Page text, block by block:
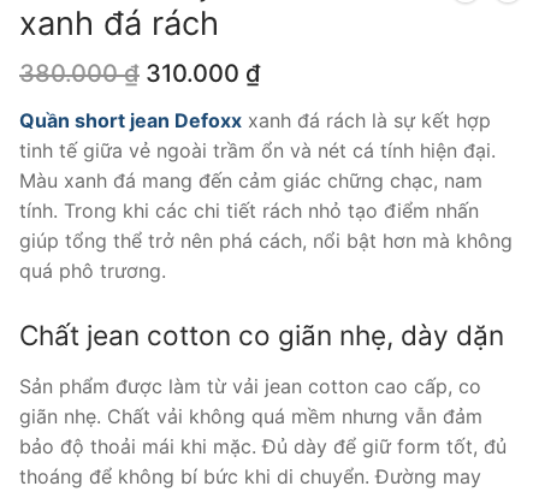
xanh đá rách
380.000₫ Giá
là:
380.000 ₫.
310.000 ₫Giá
tại
là:
310.000 ₫.
Quần short jean Defoxx xanh đá rách là sự kết hợp
tinh tế giữa vẻ ngoài trầm ổn và nét cá tính hiện đại.
Màu xanh đá mang đến cảm giác chững chạc, nam
tính. Trong khi các chi tiết rách nhỏ tạo điểm nhấn
giúp tổng thể trở nên phá cách, nổi bật hơn mà không
quá phô trương.
Chất jean cotton co giãn nhẹ, dày dặn
Sản phẩm được làm từ vải jean cotton cao cấp, co
giãn nhẹ. Chất vải không quá mềm nhưng vẫn đảm
bảo độ thoải mái khi mặc. Đủ dày để giữ form tốt, đủ
thoáng để không bí bức khi di chuyển. Đường may